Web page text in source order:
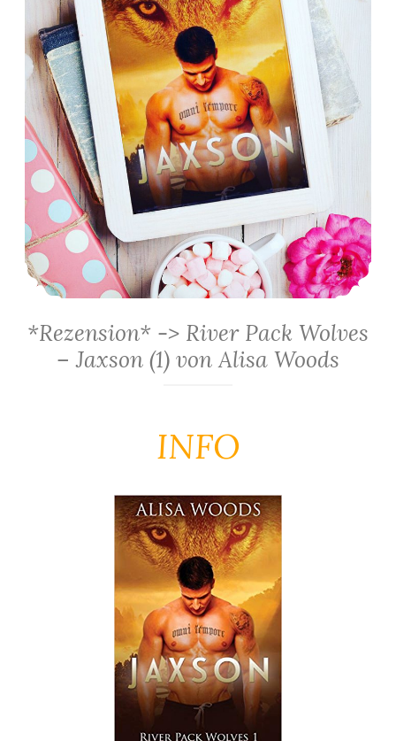
*Rezension* -> River Pack Wolves
– Jaxson (1) von Alisa Woods
INFO